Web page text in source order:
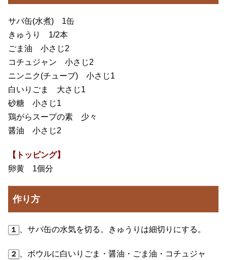
サバ缶(水煮) 1缶
きゅうり 1/2本
ごま油 小さじ2
コチュジャン 小さじ2
ニンニク(チューブ) 小さじ1
白いりごま 大さじ1
砂糖 小さじ1
鶏がらスープの素 少々
醤油 小さじ2
【トッピング】
卵黄 1個分
作り方
１ 、サバ缶の水気を切る。きゅうりは細切りにする。
２ 、ボウルに白いりごま・醤油・ごま油・コチュジャ